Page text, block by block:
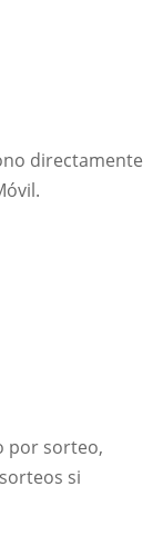
directamente
por sorteo,
si